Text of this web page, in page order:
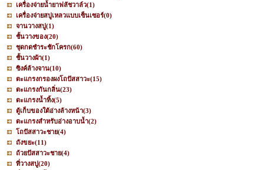
เครื่องจ่ายน้ำยาฟลัชวาล์ว(1)
เครื่องจ่ายสบู่เหลวแบบเซ็นเซอร์(0)
จานวางสบู่(1)
ชั้นวางของ(20)
ชุดกดชำระชักโครก(60)
ชั้นวางผ้า(1)
ซิงค์ล้างจาน(10)
ตะแกรงกรองผงโถปัสสาวะ(15)
ตะแกรงกันกลิ่น(23)
ตะแกรงน้ำทิ้ง(5)
ตู้เก็บของใต้อ่างล้างหน้า(3)
ตะแกรงสำหรับอ่างอาบน้ำ(2)
โถปัสสาวะชาย(4)
ถังขยะ(11)
ถ้วยปัสสาวะชาย(4)
ที่วางสบู่(20)